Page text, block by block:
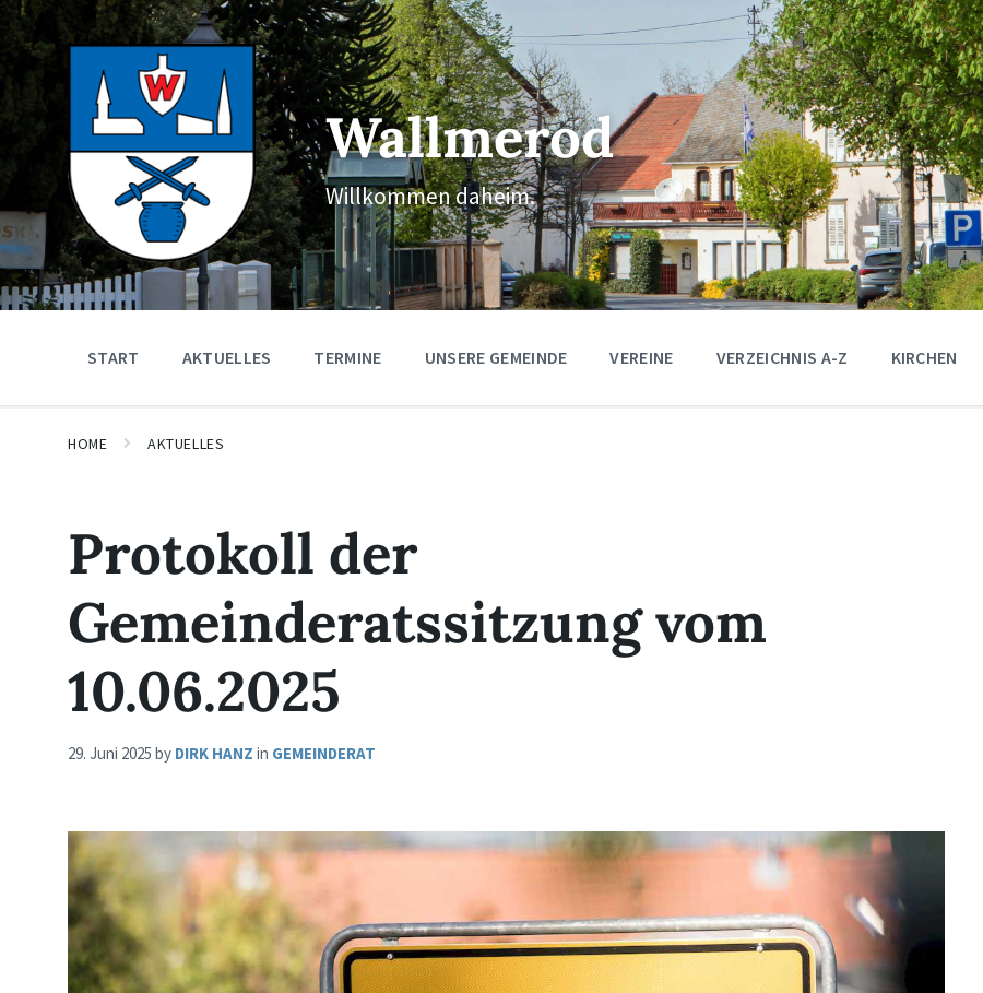
Skip
content
Skip
main
navigation
Skip
footer
Wallmerod
Willkommen daheim.
START AKTUELLES TERMINE UNSERE GEMEINDE VEREINE VERZEICHNIS A-Z KIRCHEN
HOME AKTUELLES
Protokoll der
Gemeinderatssitzung vom
10.06.2025
29. Juni 2025 by DIRK HANZ in GEMEINDERAT